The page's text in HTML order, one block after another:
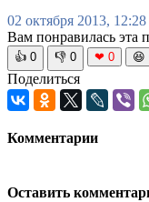
02 октября 2013, 12:28
Вам понравилась эта
👍 0 👎 0 ❤ 0 😆
Поделиться
Комментарии
Оставить